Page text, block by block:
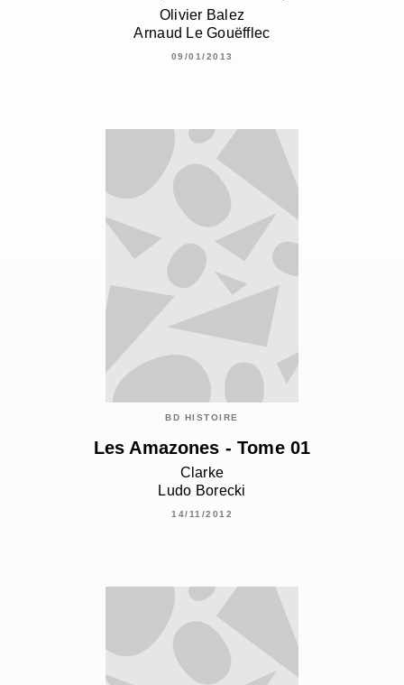
Olivier Balez
Arnaud Le Gouëfflec
09/01/2013
BD HISTOIRE
Les Amazones - Tome 01
Clarke
Ludo Borecki
14/11/2012